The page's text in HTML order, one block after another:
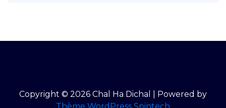
Copyright © 2026 Chal Ha Dichal | Powered by